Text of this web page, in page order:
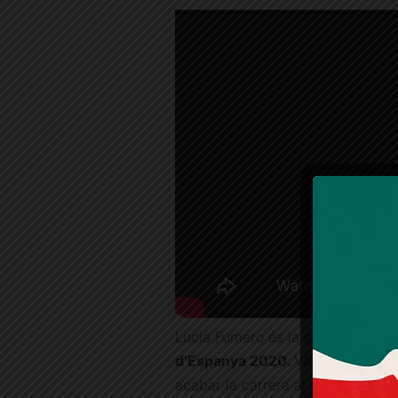
Lucia Fumero és la guanyadora
d’Espanya 2020. Va començar a
acabar la carrera al